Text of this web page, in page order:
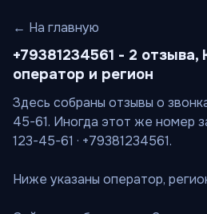
← На главную
+79381234561 - 2 отзыва,
оператор и регион
Здесь собраны отзывы о
45-61. Иногда этот же номер
123-45-61 · +79381234561.
Ниже указаны оператор,